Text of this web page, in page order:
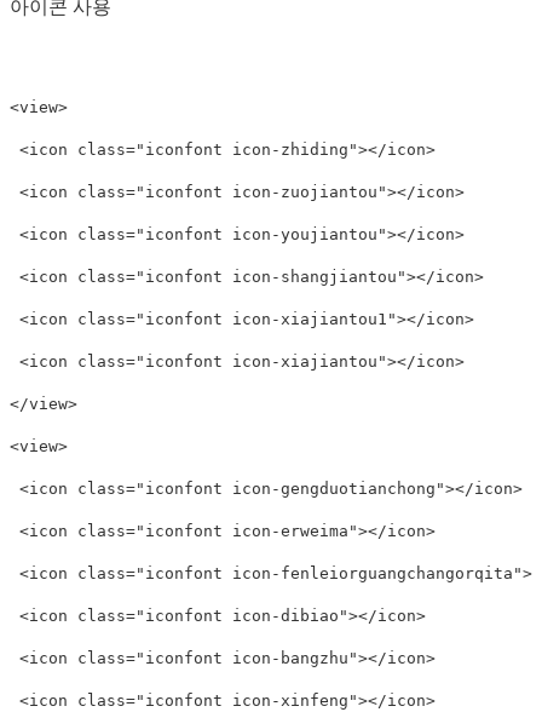
아이콘 사용
<view>
<icon class="iconfont icon-zhiding"></icon>
<icon class="iconfont icon-zuojiantou"></icon>
<icon class="iconfont icon-youjiantou"></icon>
<icon class="iconfont icon-shangjiantou"></icon>
<icon class="iconfont icon-xiajiantou1"></icon>
<icon class="iconfont icon-xiajiantou"></icon>
</view>
<view>
<icon class="iconfont icon-gengduotianchong"></icon>
<icon class="iconfont icon-erweima"></icon>
<icon class="iconfont icon-
<icon class="iconfont icon-dibiao"></icon>
<icon class="iconfont icon-bangzhu"></icon>
<icon class="iconfont icon-xinfeng"></icon>